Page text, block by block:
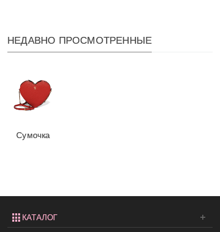
НЕДАВНО ПРОСМОТРЕННЫЕ
Сумочка
КАТАЛОГ